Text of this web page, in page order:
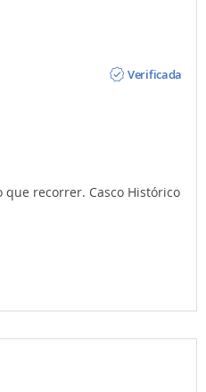
Verificada
recorrer. Casco Histórico